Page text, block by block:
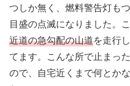
つしか無く、燃料警告灯も
目盛の点滅になりました。
近道の急勾配の山道を走行
てます。こんな所で止まっ
ので、自宅近くまで何とか